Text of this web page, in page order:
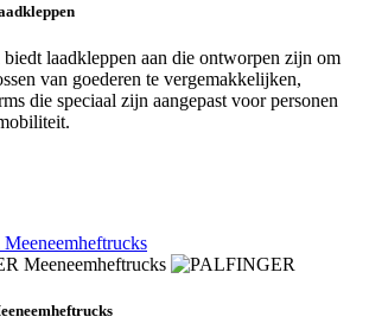
laadkleppen aan die ontworpen zijn om
van goederen te vergemakkelijken,
die speciaal zijn aangepast voor personen